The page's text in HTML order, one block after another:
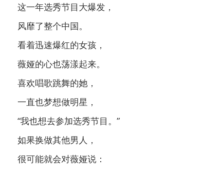
这一年选秀节目大爆发，
风靡了整个中国。
看着迅速爆红的女孩，
薇娅的心也荡漾起来。
喜欢唱歌跳舞的她，
一直也梦想做明星，
“我也想去参加选秀节目。”
如果换做其他男人，
很可能就会对薇娅说：